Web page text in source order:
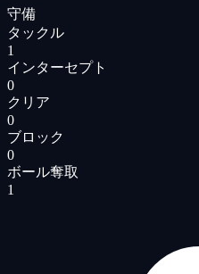
守備
タックル
1
インターセプト
0
クリア
0
ブロック
0
ボール奪取
1